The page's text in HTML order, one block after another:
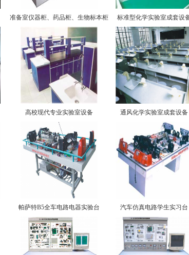
准备室仪器柜、药品柜、生物标本柜 标准型化学实验室成套设
高校现代专业实验室设备 通风化学实验室成套设备
帕萨特B5全车电路电器实验台 汽车仿真电路学生实习台